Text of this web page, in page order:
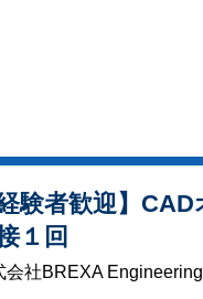
経験者歓迎】
１回
会社BREXA Engineering